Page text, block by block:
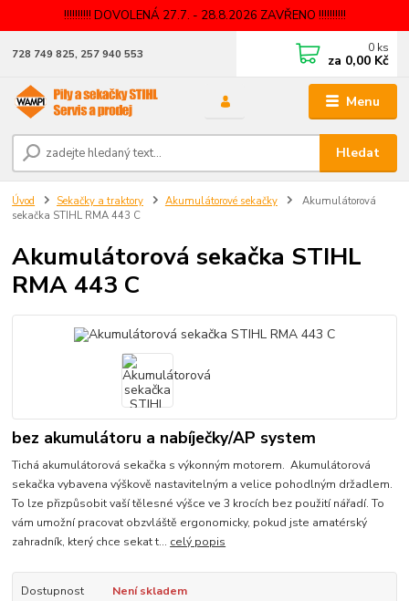
!!!!!!!!!! DOVOLENÁ 27.7. - 28.8.2026 ZAVŘENO !!!!!!!!!!
Menu
Hledat
728 749 825, 257 940 553 0 ks
za 0,00 Kč
Úvod Sekačky a traktory Akumulátorové sekačky
Akumulátorová
sekačka STIHL RMA 443 C
Akumulátorová sekačka STIHL
RMA 443 C
bez akumulátoru a nabíječky/AP system
Tichá akumulátorová sekačka s výkonným motorem. Akumulátorová
sekačka vybavena výškově nastavitelným a velice pohodlným držadlem.
To lze přizpůsobit vaší tělesné výšce ve 3 krocích bez použití nářadí. To
vám umožní pracovat obzvláště ergonomicky, pokud jste amatérský
zahradník, který chce sekat t... celý popis
Dostupnost Není skladem